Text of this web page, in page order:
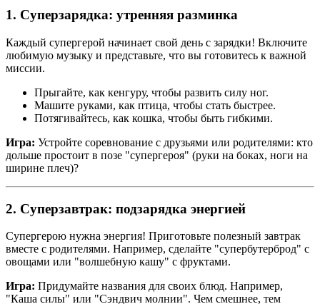
1. Суперзарядка: утренняя разминка
Каждый супергерой начинает свой день с зарядки! Включите
любимую музыку и представьте, что вы готовитесь к важной
миссии.
Прыгайте, как кенгуру, чтобы развить силу ног.
Машите руками, как птица, чтобы стать быстрее.
Потягивайтесь, как кошка, чтобы быть гибкими.
Игра: Устройте соревнование с друзьями или родителями: кто
дольше простоит в позе "супергероя" (руки на боках, ноги на
ширине плеч)?
2. Суперзавтрак: подзарядка энергией
Супергерою нужна энергия! Приготовьте полезный завтрак
вместе с родителями. Например, сделайте "супербутерброд" с
овощами или "волшебную кашу" с фруктами.
Игра: Придумайте названия для своих блюд. Например,
"Каша силы" или "Сэндвич молнии". Чем смешнее, тем